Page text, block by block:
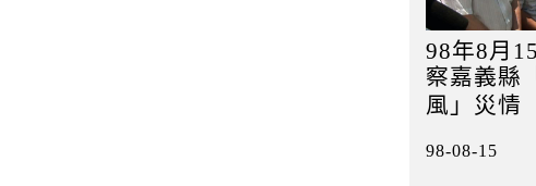
98年8月
察嘉義縣
風」災情
98-08-15